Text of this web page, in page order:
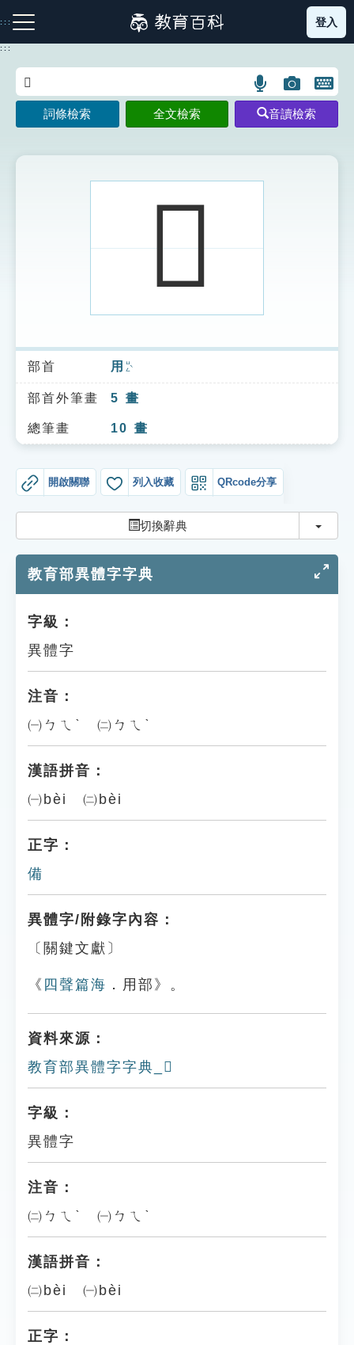
到
主
:::
注音索引圖示 筆畫索引圖示 部首索引表圖示
索引選單
知識索引
單字索引
貓頭鷹博士
登入
:::
語
言
搜
示
圖
片
搜
開
鍵
圖
詞條檢索 全文檢索 音讀檢索
𤰇
部首 用 ㄩㄥˋ
部首外筆畫 5 畫
總筆畫 10 畫
開啟關聯 列入收藏 QRcode分享
切換辭典 切換
教育部異體字字典
字級：
異體字
注音：
㈠ㄅㄟˋ ㈡ㄅㄟˋ
漢語拼音：
㈠bèi ㈡bèi
正字：
備
異體字/附錄字內容：
〔關鍵文獻〕
《 四聲篇海 ．用部》。
資料來源：
教育部異體字字典_𤰇
字級：
異體字
注音：
㈡ㄅㄟˋ ㈠ㄅㄟˋ
漢語拼音：
㈡bèi ㈠bèi
正字：